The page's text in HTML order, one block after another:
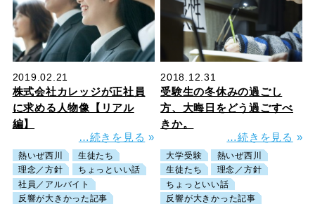
2019.02.21
株式会社カレッジが正社員
に求める人物像【リアル
編】
…続きを見る »
熱いぜ西川
生徒たち
理念／方針
ちょっといい話
社員／アルバイト
反響が大きかった記事
2018.12.31
受験生の冬休みの過ごし
方、大晦日をどう過ごすべ
きか。
…続きを見る »
大学受験
熱いぜ西川
生徒たち
理念／方針
ちょっといい話
反響が大きかった記事